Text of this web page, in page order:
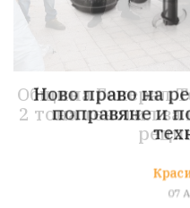
Ново право на
поправяне и
07